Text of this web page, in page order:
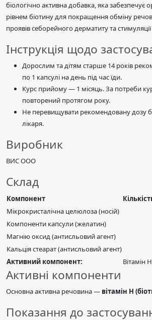
біологічно активна добавка, яка забезпечує
рівнем біотину для покращення обміну
проявів себорейного дерматиту та стимуляції
Інструкція щодо
Дорослим та дітям старше 14 років
по 1 капсулі на день під час їди.
Курс прийому — 1 місяць. За потреби
повторений протягом року.
Не перевищувати рекомендовану дозу
лікаря.
Виробник
ВИС ООО
Склад
Компонент
Мікрокристалічна целюлоза (носій)
Компоненти капсули (желатин)
Магнію оксид (антисльовий агент)
Кальція стеарат (антисльовий агент)
Активний компонент:
Вітамін
Активні компоненти
Основна активна речовина — вітамін Н
Показання до